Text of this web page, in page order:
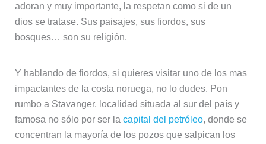
adoran y muy importante, la respetan como si de un
dios se tratase. Sus paisajes, sus fiordos, sus
bosques… son su religión.
Y hablando de fiordos, si quieres visitar uno de los mas
impactantes de la costa noruega, no lo dudes. Pon
rumbo a Stavanger, localidad situada al sur del país y
famosa no sólo por ser la capital del petróleo, donde se
concentran la mayoría de los pozos que salpican los